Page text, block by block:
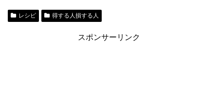
レシピ 得する人損する人
スポンサーリンク